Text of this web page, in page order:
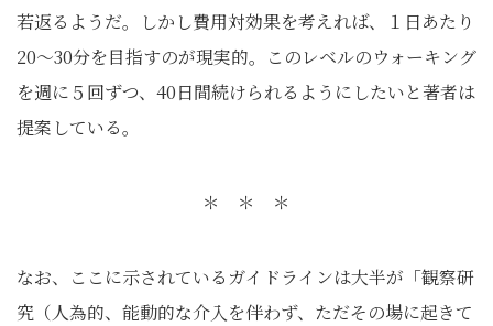
若返るようだ。しかし費用対効果を考えれば、１日あたり
20〜30分を目指すのが現実的。このレベルのウォーキング
を週に５回ずつ、40日間続けられるようにしたいと著者は
提案している。
＊ ＊ ＊
なお、ここに示されているガイドラインは大半が「観察研
究（人為的、能動的な介入を伴わず、ただその場に起きて